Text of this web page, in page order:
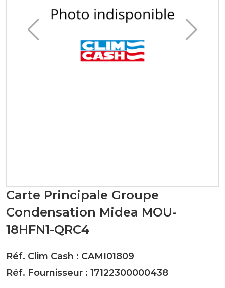
Carte Principale Groupe
Condensation Midea MOU-
18HFN1-QRC4
Réf. Clim Cash : CAMI01809
Réf. Fournisseur : 17122300000438